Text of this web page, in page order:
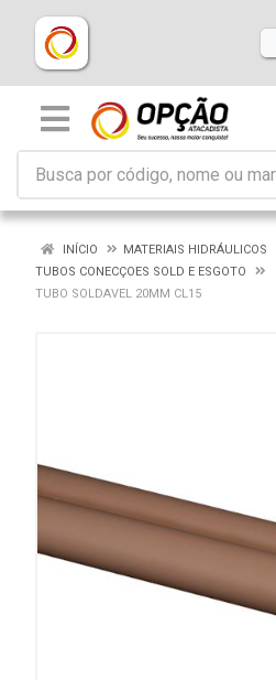
INÍCIO
MATERIAIS HIDRÁULICOS
TUBOS CONECÇOES SOLD E ESGOTO
TUBO SOLDAVEL 20MM CL15